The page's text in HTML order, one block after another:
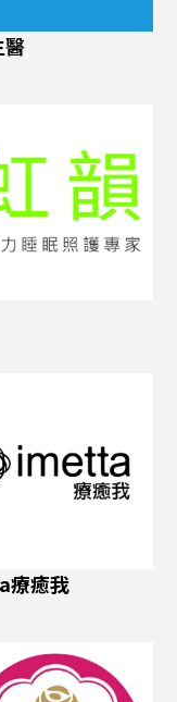
醫
癒我